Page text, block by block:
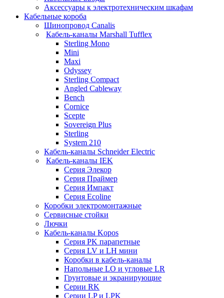
Аксессуары к электротехническим шкафам
Кабельные короба
Шинопровод Canalis
Кабель-каналы Marshall Tufflex
Sterling Mono
Mini
Maxi
Odyssey
Sterling Compact
Angled Cableway
Bench
Cornice
Scepte
Sovereign Plus
Sterling
System 210
Кабель-каналы Schneider Electric
Кабель-каналы IEK
Серия Элекор
Серия Праймер
Серия Импакт
Серия Ecoline
Коробки электромонтажные
Сервисные стойки
Лючки
Кабель-каналы Kopos
Серия PK парапетные
Серия LV и LH мини
Коробки в кабель-каналы
Напольные LO и угловые LR
Грунтовые и экранирующие
Серии RK
Серии LP и LPK